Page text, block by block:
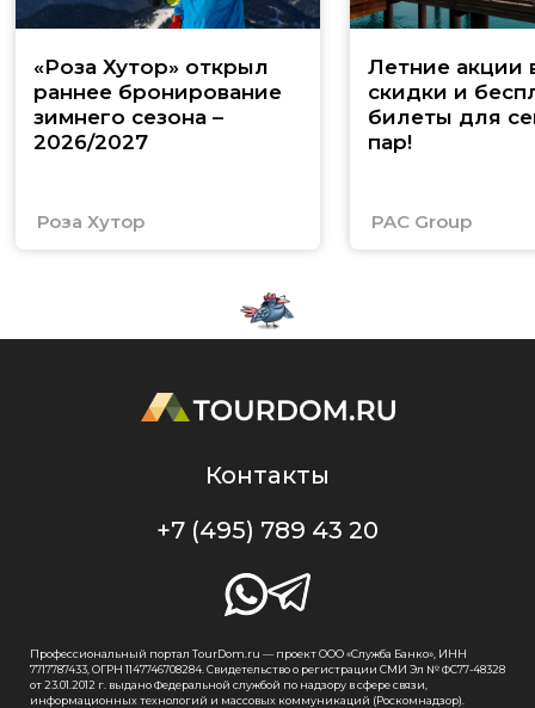
«Роза Хутор» открыл
раннее бронирование
зимнего сезона –
2026/2027
Роза Хутор
Летние акции
скидки и
билеты для
пар!
PAC Group
Контакты
+7 (495) 789 43 20
Профессиональный портал TourDom.ru — проект ООО «Служба Банко», ИНН
7717787433, ОГРН 1147746708284. Свидетельство о регистрации СМИ Эл № ФС77-48328
от 23.01.2012 г. выдано Федеральной службой по надзору в сфере связи,
информационных технологий и массовых коммуникаций (Роскомнадзор).